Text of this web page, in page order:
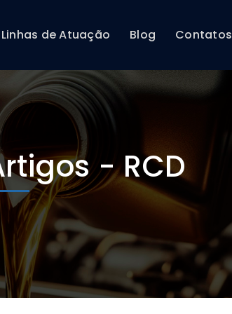
Linhas de Atuação Blog Contatos
- RCD